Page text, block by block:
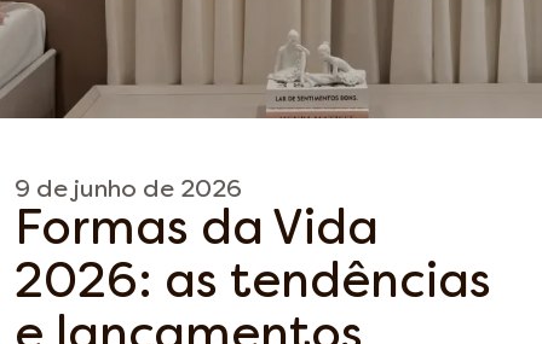
9 de junho de 2026
Formas da Vida
2026: as tendências